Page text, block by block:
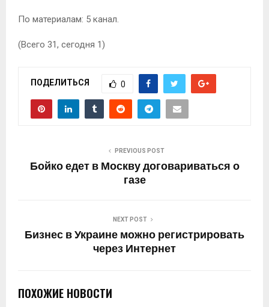
По материалам: 5 канал.
(Всего 31, сегодня 1)
ПОДЕЛИТЬСЯ 0
PREVIOUS POST
Бойко едет в Москву договариваться о
газе
NEXT POST
Бизнес в Украине можно регистрировать
через Интернет
ПОХОЖИЕ НОВОСТИ